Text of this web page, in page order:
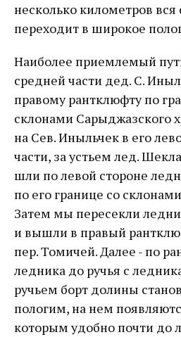
несколько километров вся
переходит в широкое
Наиболее приемлемый
средней части дед. С.
правому рантклюфту по
склонами Сарыджазского
на Сев. Иныльчек в его
части, за устьем лед.
шли по левой стороне
по его границе со
Затем мы пересекли
и вышли в правый
пер. Томичей. Далее - по
ледника до ручья с
ручьем борт долины
пологим, на нем
которым удобно почти до